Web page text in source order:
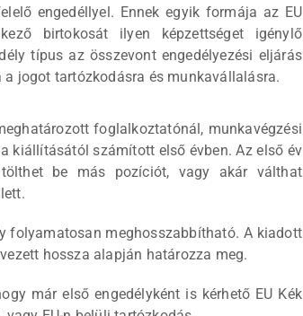
engedéllyel. Ennek egyik formája az EU
birtokosát ilyen képzettséget igénylő
típus az összevont engedélyezési eljárás
jogot tartózkodásra és munkavállalásra.
foglalkoztatónál, munkavégzési
kiállításától számított első évben. Az első év
be más pozíciót, vagy akár válthat
folyamatosan meghosszabbítható. A kiadott
hossza alapján határozza meg.
már első engedélyként is kérhető EU Kék